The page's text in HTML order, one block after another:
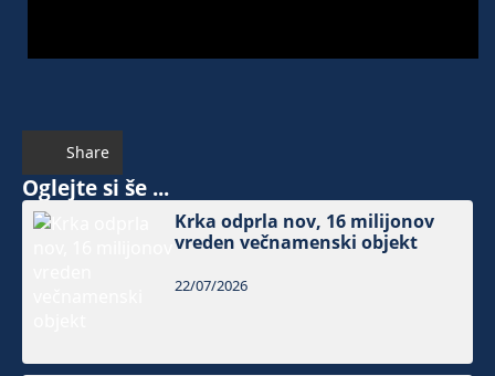
Share
Oglejte si še ...
Krka odprla nov, 16 milijonov
vreden večnamenski objekt
22/07/2026